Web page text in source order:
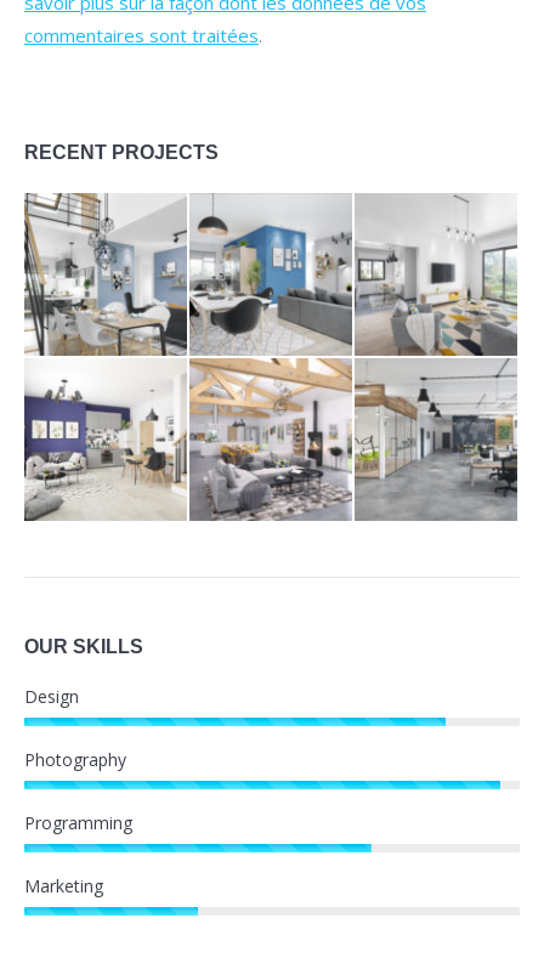
commentaires sont traitées.
RECENT PROJECTS
OUR SKILLS
Design
Photography
Programming
Marketing